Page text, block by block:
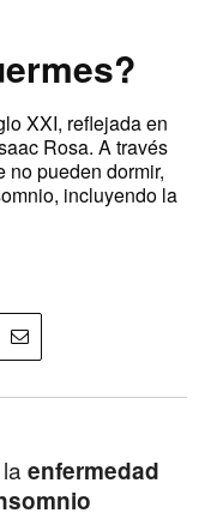
XXI, reflejada en
Rosa. A través
no pueden dormir,
incluyendo la
enfermedad